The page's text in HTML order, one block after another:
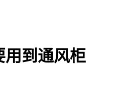
用到通风柜